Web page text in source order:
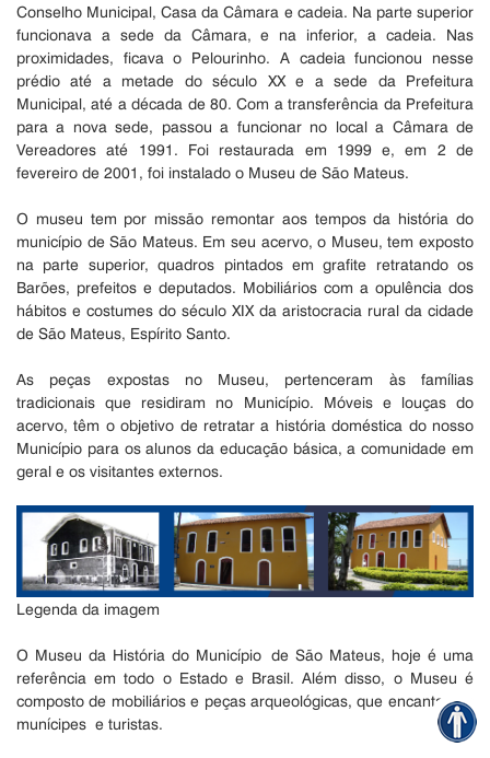
Conselho Municipal, Casa da Câmara e cadeia. Na parte superior
funcionava a sede da Câmara, e na inferior, a cadeia. Nas
proximidades, ficava o Pelourinho. A cadeia funcionou nesse
prédio até a metade do século XX e a sede da Prefeitura
Municipal, até a década de 80. Com a transferência da Prefeitura
para a nova sede, passou a funcionar no local a Câmara de
Vereadores até 1991. Foi restaurada em 1999 e, em 2 de
fevereiro de 2001, foi instalado o Museu de São Mateus.
O museu tem por missão remontar aos tempos da história do
município de São Mateus. Em seu acervo, o Museu, tem exposto
na parte superior, quadros pintados em grafite retratando os
Barões, prefeitos e deputados. Mobiliários com a opulência dos
hábitos e costumes do século XIX da aristocracia rural da cidade
de São Mateus, Espírito Santo.
As peças expostas no Museu, pertenceram às famílias
tradicionais que residiram no Município. Móveis e louças do
acervo, têm o objetivo de retratar a história doméstica do nosso
Município para os alunos da educação básica, a comunidade em
geral e os visitantes externos.
Legenda da imagem
O Museu da História do Município de São Mateus, hoje é uma
referência em todo o Estado e Brasil. Além disso, o Museu é
composto de mobiliários e peças arqueológicas, que encanta aos
munícipes e turistas.